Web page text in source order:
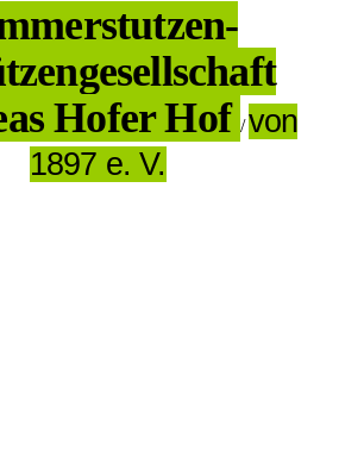
Hofer Hof/von
1897 e. V.